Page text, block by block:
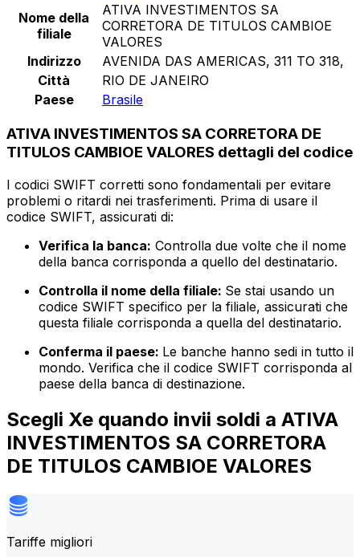
Nome della
filiale
ATIVA INVESTIMENTOS SA
CORRETORA DE TITULOS CAMBIOE
VALORES
Indirizzo
AVENIDA DAS AMERICAS, 311 TO 318,
Città
RIO DE JANEIRO
Paese
Brasile
ATIVA INVESTIMENTOS SA CORRETORA DE
TITULOS CAMBIOE VALORES dettagli del codice
I codici SWIFT corretti sono fondamentali per evitare
problemi o ritardi nei trasferimenti. Prima di usare il
codice SWIFT, assicurati di:
Verifica la banca: Controlla due volte che il nome
della banca corrisponda a quello del destinatario.
Controlla il nome della filiale: Se stai usando un
codice SWIFT specifico per la filiale, assicurati che
questa filiale corrisponda a quella del destinatario.
Conferma il paese: Le banche hanno sedi in tutto il
mondo. Verifica che il codice SWIFT corrisponda al
paese della banca di destinazione.
Scegli Xe quando invii soldi a ATIVA
INVESTIMENTOS SA CORRETORA
DE TITULOS CAMBIOE VALORES
Tariffe migliori